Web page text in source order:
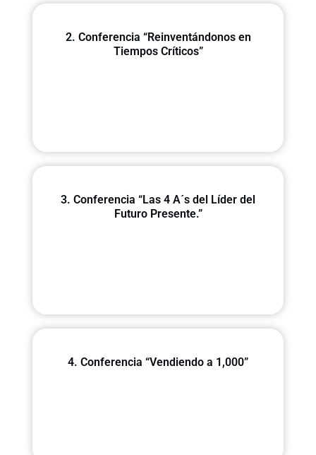
2. Conferencia “Reinventándonos en
Tiempos Críticos”
3. Conferencia “Las 4 A´s del Líder del
Futuro Presente.”
4. Conferencia “Vendiendo a 1,000”